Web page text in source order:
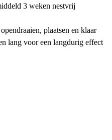
3 weken nestvrij
plaatsen en klaar
lang voor een langdurig effect